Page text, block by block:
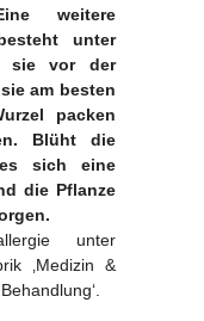
weitere
unter
sie vor der
am besten
packen
Blüht die
sich eine
die Pflanze
unter
‚Medizin &